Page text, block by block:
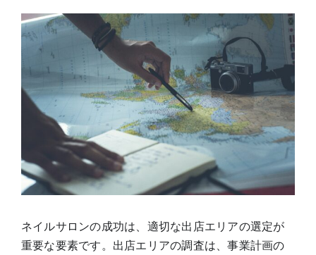
CONTACT
View
Larger
Image
ネイルサロンの成功は、適切な出店エリアの選定が
重要な要素です。出店エリアの調査は、事業計画の